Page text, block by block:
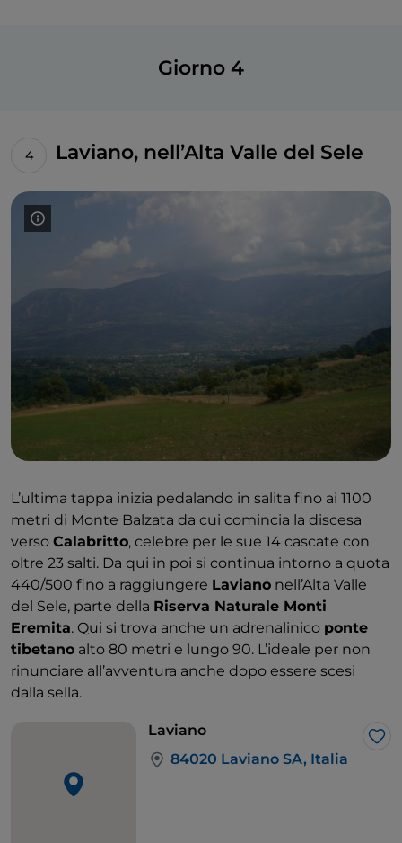
Giorno 4
Laviano, nell’Alta Valle del Sele
L’ultima tappa inizia pedalando in salita fino ai 1100
metri di Monte Balzata da cui comincia la discesa
verso Calabritto, celebre per le sue 14 cascate con
oltre 23 salti. Da qui in poi si continua intorno a quota
440/500 fino a raggiungere Laviano nell’Alta Valle
del Sele, parte della Riserva Naturale Monti
Eremita. Qui si trova anche un adrenalinico ponte
tibetano alto 80 metri e lungo 90. L’ideale per non
rinunciare all’avventura anche dopo essere scesi
dalla sella.
Laviano
84020 Laviano SA, Italia